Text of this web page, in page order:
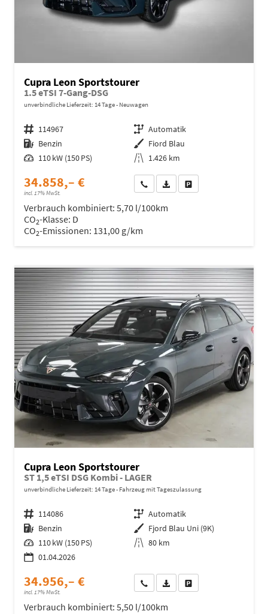
Cupra Leon Sportstourer
1.5 eTSI 7-Gang-DSG
unverbindliche Lieferzeit: 14 Tage Neuwagen
Fahrzeugnr. 114967 Getriebe Automatik
Kraftstoff Benzin Außenfarbe Fiord Blau
Leistung 110 kW (150 PS) Kilometerstand 1.426 km
34.858,– €
incl. 17% MwSt.
Wir rufen Sie anFahrzeugexposé (PDF)
Verbrauch kombiniert: 5,70 l/100km
CO2-Klasse: D
CO2-Emissionen: 131,00 g/km
Cupra Leon Sportstourer
ST 1,5 eTSI DSG Kombi - LAGER
unverbindliche Lieferzeit: 14 Tage Fahrzeug mit Tageszulassung
Fahrzeugnr. 114086 Getriebe Automatik
Kraftstoff Benzin Außenfarbe Fjord Blau Uni (9K)
Leistung 110 kW (150 PS) Kilometerstand 80 km
01.04.2026
34.956,– €
incl. 17% MwSt.
Wir rufen Sie anFahrzeugexposé (PDF)
Verbrauch kombiniert: 5,50 l/100km